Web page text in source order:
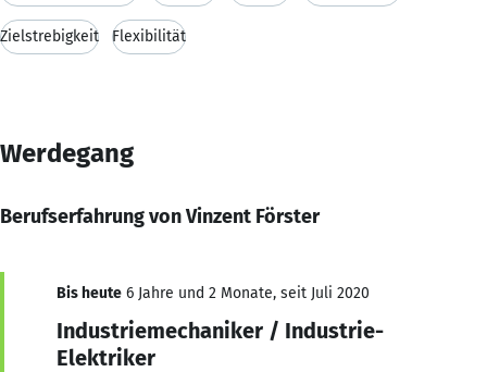
Zielstrebigkeit Flexibilität
Werdegang
Berufserfahrung von Vinzent Förster
Bis heute 6 Jahre und 2 Monate, seit Juli 2020
Industriemechaniker / Industrie-
Elektriker